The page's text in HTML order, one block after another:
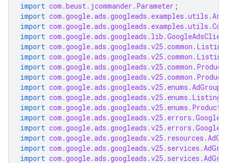
import com.beust.jcommander.Parameter ;
import
import
import
import
import
import
import
import
import
import
import
import
import
import
import